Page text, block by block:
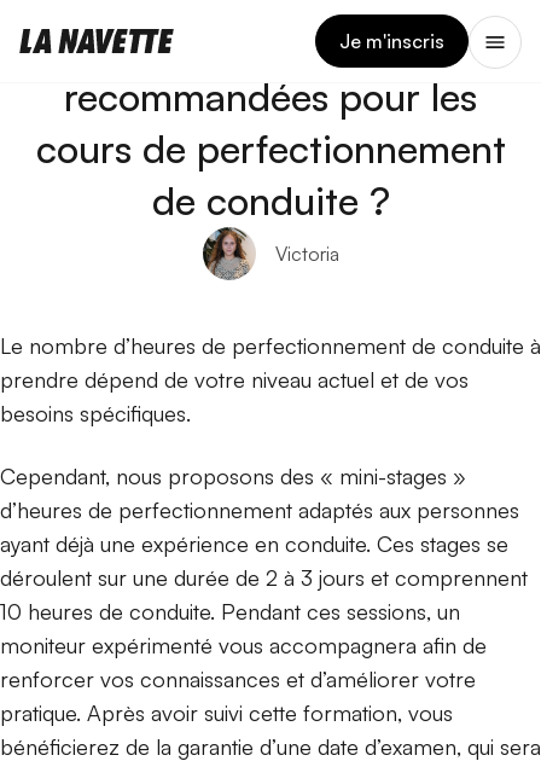
Je m'inscris
Combien d’heures sont
recommandées pour les
cours de perfectionnement
de conduite ?
Victoria
Le nombre d’heures de perfectionnement de conduite à
prendre dépend de votre niveau actuel et de vos
besoins spécifiques.
Cependant, nous proposons des « mini-stages »
d’heures de perfectionnement adaptés aux personnes
ayant déjà une expérience en conduite. Ces stages se
déroulent sur une durée de 2 à 3 jours et comprennent
10 heures de conduite. Pendant ces sessions, un
moniteur expérimenté vous accompagnera afin de
renforcer vos connaissances et d’améliorer votre
pratique. Après avoir suivi cette formation, vous
bénéficierez de la garantie d’une date d’examen, qui sera